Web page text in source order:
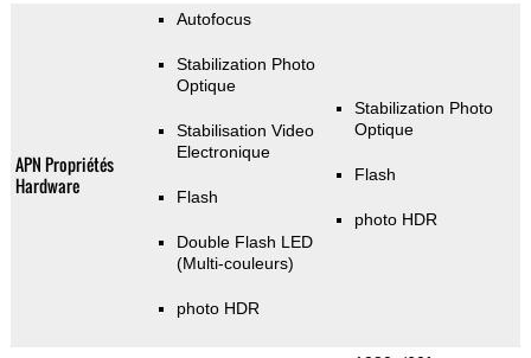
APN Propriétés
Hardware
Autofocus
Stabilization Photo
Optique
Stabilisation Video
Electronique
Flash
Double Flash LED
(Multi-couleurs)
photo HDR
Stabilization Photo
Optique
Flash
photo HDR